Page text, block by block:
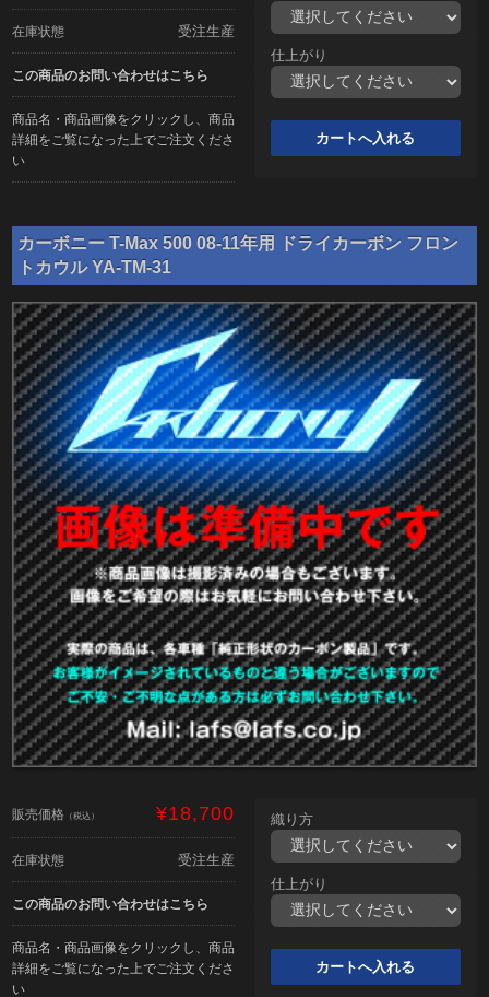
在庫状態 受注生産
この商品のお問い合わせはこちら
商品名・商品画像をクリックし、商品
詳細をご覧になった上でご注文くださ
い
仕上がり
カーボニー T-Max 500 08-11年用 ドライカーボン フロン
トカウル YA-TM-31
販売価格 （税込） ¥18,700
在庫状態 受注生産
この商品のお問い合わせはこちら
商品名・商品画像をクリックし、商品
詳細をご覧になった上でご注文くださ
い
織り方
仕上がり